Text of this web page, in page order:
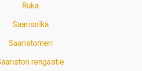
Ruka
Saariselkä
Saaristomeri
rengastie